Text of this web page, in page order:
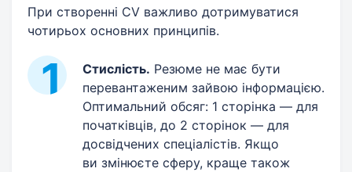
При створенні CV важливо дотримуватися
чотирьох основних принципів.
Стислість. Резюме не має бути
перевантаженим зайвою інформацією.
Оптимальний обсяг: 1 сторінка — для
початківців, до 2 сторінок — для
досвідчених спеціалістів. Якщо
ви змінюєте сферу, краще також